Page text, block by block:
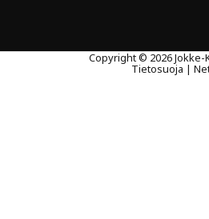
Copyright © 2026
Tietosuoja |